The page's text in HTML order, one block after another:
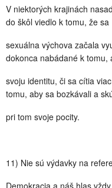
V niektorých krajinách
do škôl viedlo k tomu, že sa
sexuálna výchova začala
dokonca nabádané k tomu,
svoju identitu, či sa cítia
tomu, aby sa bozkávali a
pri tom svoje pocity.
11) Nie sú výdavky na
Demokracia a náš hlas